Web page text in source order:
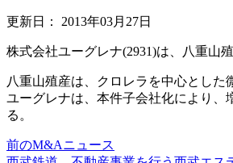
更新日： 2013年03月27日
株式会社ユーグレナ(2931)は、八重山
八重山殖産は、クロレラを中心とした
ユーグレナは、本件子会社化により
る。
前のM&Aニュース